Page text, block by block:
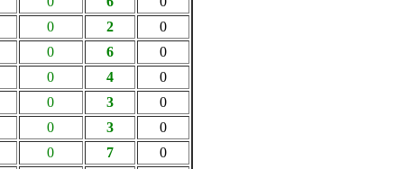
0
2
0
0
6
0
0
4
0
0
3
0
0
3
0
0
7
0